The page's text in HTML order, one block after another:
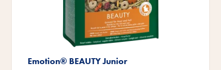
Emotion® BEAUTY Junior